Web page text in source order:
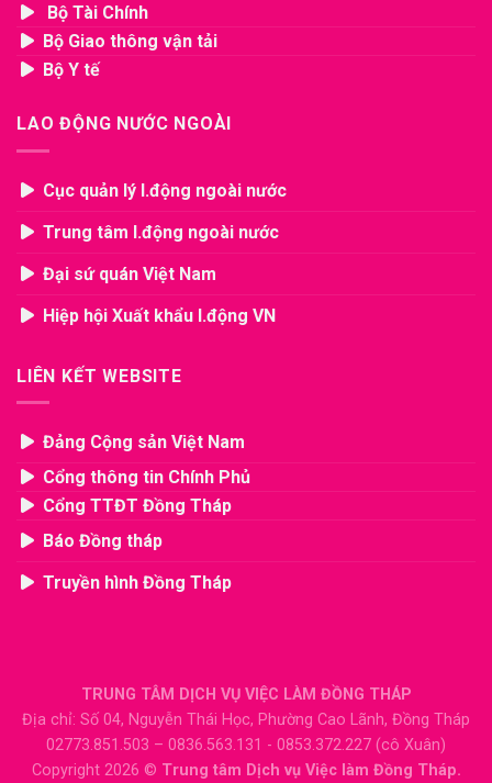
Bộ Tài Chính
Bộ Giao thông vận tải
Bộ Y tế
LAO ĐỘNG NƯỚC NGOÀI
Cục quản lý l.động ngoài nước
Trung tâm l.động ngoài nước
Đại sứ quán Việt Nam
Hiệp hội Xuất khẩu l.động VN
LIÊN KẾT WEBSITE
Đảng Cộng sản Việt Nam
Cổng thông tin Chính Phủ
Cổng TTĐT Đồng Tháp
Báo Đồng tháp
Truyền hình Đồng Tháp
TRUNG TÂM DỊCH VỤ VIỆC LÀM ĐỒNG THÁP
Địa chỉ: Số 04, Nguyễn Thái Học, Phường Cao Lãnh, Đồng Tháp
02773.851.503 – 0836.563.131 - 0853.372.227 (cô Xuân)
Copyright 2026 © Trung tâm Dịch vụ Việc làm Đồng Tháp.